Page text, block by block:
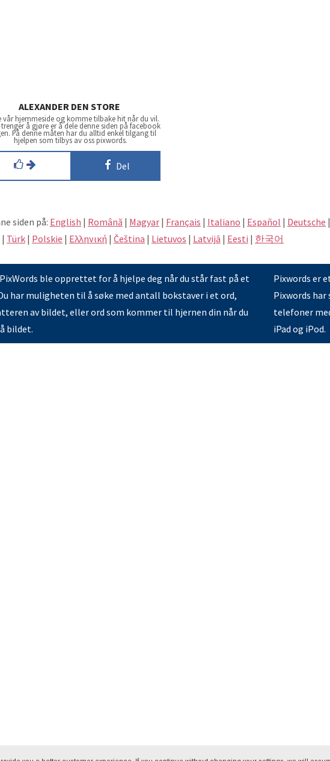
ALEXANDER DEN STORE
vår hjemmeside og komme tilbake hit når du vil.
å gjøre er å dele denne siden på facebook
På denne måten har du alltid enkel tilgang til
hjelpen som tilbys av oss pixwords.
Del
siden på: English | Română | Magyar | Français | Italiano | Español | Deutsche |
| Türk | Polskie | Eλληνική | Čeština | Lietuvos | Latvijā | Eesti | 한국어
ble opprettet for å hjelpe deg når du står fast på et
har muligheten til å søke med antall bokstaver i et ord,
av bildet, eller ord som kommer til hjernen din når du
bildet.
Pixwords er
Pixwords
telefoner
iPad og iPod.